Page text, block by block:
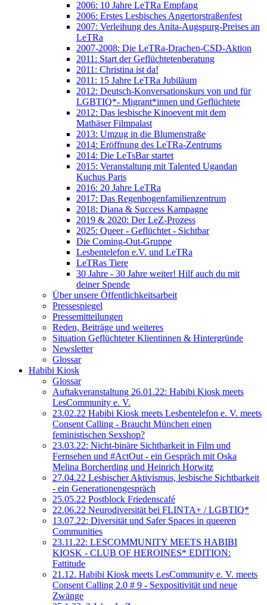
2006: 10 Jahre LeTRa Empfang
2006: Erstes Lesbisches Angertorstraßenfest
2007: Verleihung des Anita-Augspurg-Preises an
LeTRa
2007-2008: Die LeTRa-Drachen-CSD-Aktion
2011: Start der Geflüchtetenberatung
2011: Christina ist da!
2011: 15 Jahre LeTRa Jubiläum
2012: Deutsch-Konversationskurs von und für
LGBTIQ*- Migrant*innen und Geflüchtete
2012: Das lesbische Kinoevent mit dem
Mathäser Filmpalast
2013: Umzug in die Blumenstraße
2014: Eröffnung des LeTRa-Zentrums
2014: Die LeTsBar startet
2015: Veranstaltung mit Talented Ugandan
Kuchus Paris
2016: 20 Jahre LeTRa
2017: Das Regenbogenfamilienzentrum
2018: Diana & Success Kampagne
2019 & 2020: Der LeZ-Prozess
2025: Queer - Geflüchtet - Sichtbar
Die Coming-Out-Gruppe
Lesbentelefon e.V. und LeTRa
LeTRas Tiere
30 Jahre - 30 Jahre weiter! Hilf auch du mit
deiner Spende
Über unsere Öffentlichkeitsarbeit
Pressespiegel
Pressemitteilungen
Reden, Beiträge und weiteres
Situation Geflüchteter Klientinnen & Hintergründe
Newsletter
Glossar
Habibi Kiosk
Glossar
Auftakveranstaltung 26.01.22: Habibi Kiosk meets
LesCommunity e. V.
23.02.22 Habibi Kiosk meets Lesbentelefon e. V. meets
Consent Calling - Braucht München einen
feministischen Sexshop?
23.03.22: Nicht-binäre Sichtbarkeit in Film und
Fernsehen und #ActOut - ein Gespräch mit Oska
Melina Borcherding und Heinrich Horwitz
27.04.22 Lesbischer Aktivismus, lesbische Sichtbarkeit
- ein Generationengespräch
25.05.22 Postblock Friedenscafé
22.06.22 Neurodiversität bei FLINTA+ / LGBTIQ*
13.07.22: Diversität und Safer Spaces in queeren
Communities
23.11.22: LESCOMMUNITY MEETS HABIBI
KIOSK - CLUB OF HEROINES* EDITION:
Fattitude
21.12. Habibi Kiosk meets LesCommunity e. V. meets
Consent Calling 2.0 # 9 - Sexpositivität und neue
Zwänge